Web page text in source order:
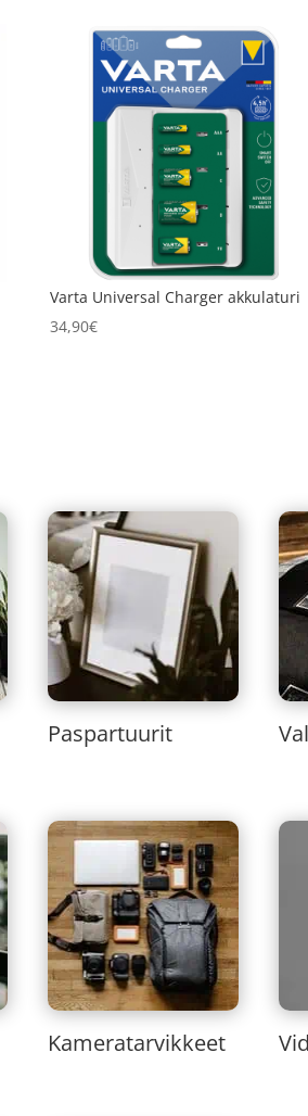
Varta Universal Charger akkulaturi
34,90€
Paspartuurit
Kameratarvikkeet